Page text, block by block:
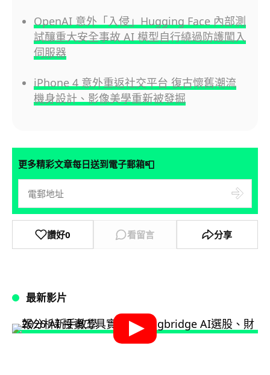
OpenAI 意外「入侵」Hugging Face 內部測
試釀重大安全事故 AI 模型自行繞過防護闖入
伺服器
iPhone 4 意外重返社交平台 復古懷舊潮流
機身設計、影像美學重新被發掘
更多精彩文章每日送到電子郵箱📮
讚好0 看留言 分享
最新影片